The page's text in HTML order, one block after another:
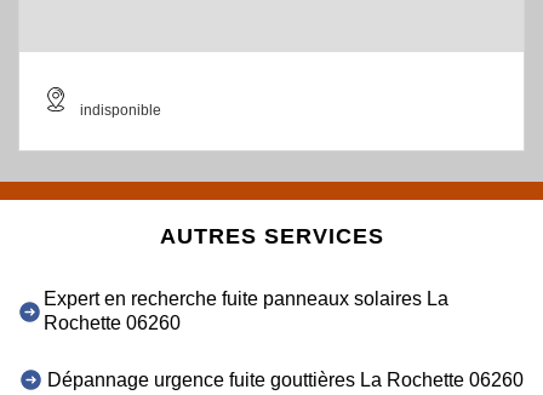
indisponible
AUTRES SERVICES
Expert en recherche fuite panneaux solaires La
Rochette 06260
Dépannage urgence fuite gouttières La Rochette 06260